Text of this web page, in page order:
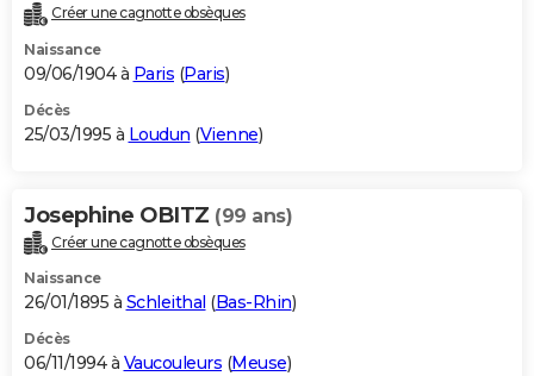
Créer une cagnotte obsèques
Naissance
09/06/1904 à Paris (Paris)
Décès
25/03/1995 à Loudun (Vienne)
Josephine OBITZ (99 ans)
Créer une cagnotte obsèques
Naissance
26/01/1895 à Schleithal (Bas-Rhin)
Décès
06/11/1994 à Vaucouleurs (Meuse)